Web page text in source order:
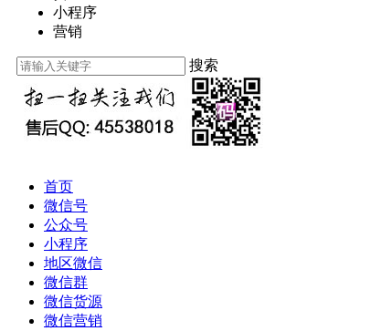
小程序
营销
搜索
首页
微信号
公众号
小程序
地区微信
微信群
微信货源
微信营销